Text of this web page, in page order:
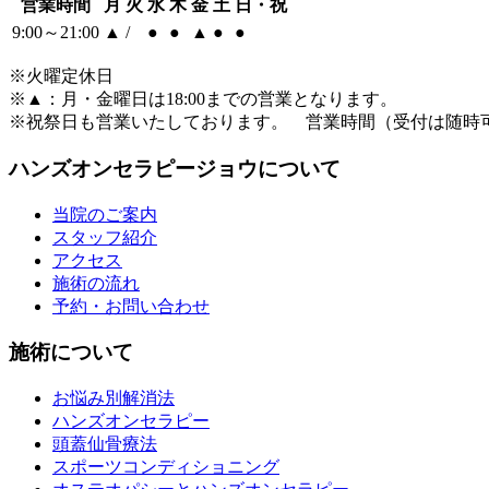
営業時間 月 火 水 木 金 土 日・祝
9:00～21:00 ▲ / ● ● ▲ ● ●
※火曜定休日
※ ▲
：月・金曜日は18:00までの営業となります。
※祝祭日も営業いたしております。 営業時間（受付は随時
ハンズオンセラピージョウについて
当院のご案内
スタッフ紹介
アクセス
施術の流れ
予約・お問い合わせ
施術について
お悩み別解消法
ハンズオンセラピー
頭蓋仙骨療法
スポーツコンディショニング